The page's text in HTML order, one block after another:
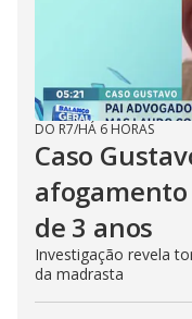
DO R7/HÁ 6 HORAS
Caso
de 3 anos
Investigação revela
da madrasta